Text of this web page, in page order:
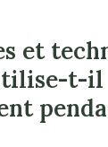
et
t-il